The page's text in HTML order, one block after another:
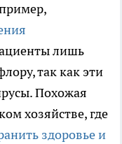
лишь
так как эти
Похожая
хозяйстве, где
здоровье и